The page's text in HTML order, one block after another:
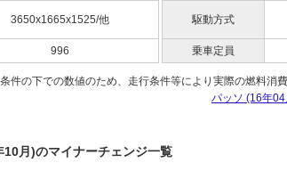
3650x1665x1525/他 駆動方式
996 乗車定員
件の下での数値のため、走行条件等により実際の燃料消費
パッソ (16年
月)のマイナーチェンジ一覧